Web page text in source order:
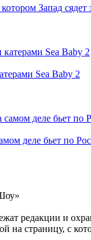
Запад сядет
Sea Baby 2
деле бьет по
редакции и
на страницу, с